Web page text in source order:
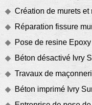
Création de murets
Réparation fissure
Pose de resine
Béton désactivé Ivry
Travaux de
Béton imprimé Ivry